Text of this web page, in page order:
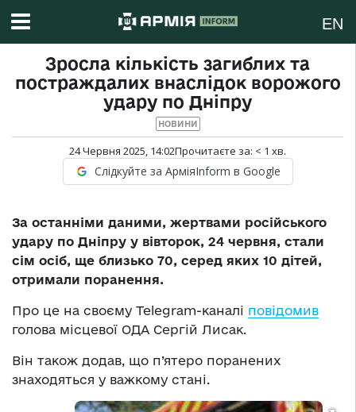
EN
Зросла кількість загиблих та
постраждалих внаслідок ворожого
удару по Дніпру
НОВИНИ
24 Червня 2025, 14:02Прочитаєте за: < 1 хв.
Слідкуйте за АрміяInform в Google
За останніми даними, жертвами російського
удару по Дніпру у вівторок, 24 червня, стали
сім осіб, ще близько 70, серед яких 10 дітей,
отримали поранення.
Про це на своєму Telegram-каналі повідомив
голова місцевої ОДА Сергій Лисак.
Він також додав, що п’ятеро поранених
знаходяться у важкому стані.